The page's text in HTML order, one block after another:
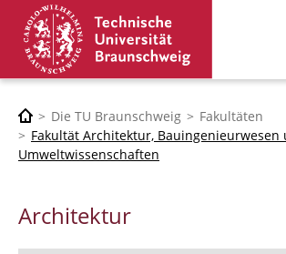
Die TU Braunschweig
Fakultäten
Fakultät Architektur, Bauingenieurwesen
Umweltwissenschaften
Architektur